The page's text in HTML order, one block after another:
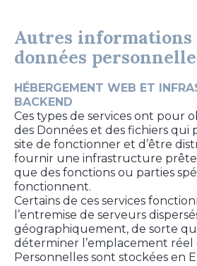
Autres informations
données
HÉBERGEMENT WEB ET
BACKEND
Ces types de services ont pour
des Données et des fichiers qui
site de fonctionner et d’être
fournir une infrastructure prête
que des fonctions ou parties
fonctionnent.
Certains de ces services
l’entremise de serveurs
géographiquement, de sorte
déterminer l’emplacement réel
Personnelles sont stockées en